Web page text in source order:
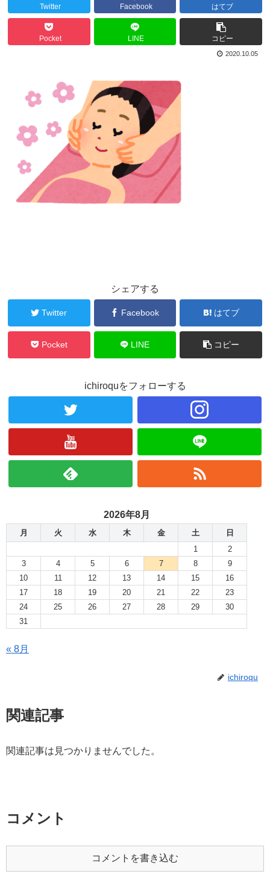
Twitter Facebook はてブ
Pocket LINE コピー
2020.10.05
シェアする
Twitter Facebook はてブ
Pocket LINE コピー
ichiroquをフォローする
2026年8月
月 火 水 木 金 土
日
1
2
3
4 5 6 7 8
9
10
11 12 13 14 15
16
17
18 19 20 21 22
23
24
25 26 27 28 29
30
31
« 8月
ichiroqu
関連記事
関連記事は見つかりませんでした。
コメント
コメントを書き込む